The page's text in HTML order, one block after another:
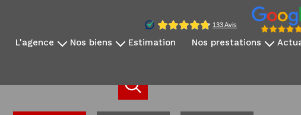
l'agence nos biens
nos exclusivités
estimation nos prestations